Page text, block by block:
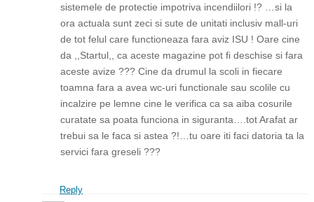
sistemele de protectie impotriva incendiilori !? …si la
ora actuala sunt zeci si sute de unitati inclusiv mall-uri
de tot felul care functioneaza fara aviz ISU ! Oare cine
da ,,Startul,, ca aceste magazine pot fi deschise si fara
aceste avize ??? Cine da drumul la scoli in fiecare
toamna fara a avea wc-uri functionale sau scolile cu
incalzire pe lemne cine le verifica ca sa aiba cosurile
curatate sa poata funciona in siguranta….tot Arafat ar
trebui sa le faca si astea ?!…tu oare iti faci datoria ta la
servici fara greseli ???
Reply